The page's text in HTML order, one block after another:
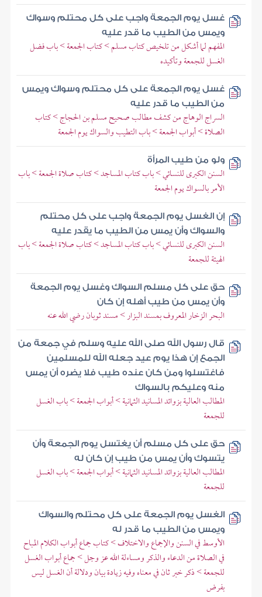
غسل يوم الجمعة واجب على كل محتلم وسواك
ويمس من الطيب ما قدر عليه
المفهم لما أشكل من تلخيص كتاب مسلم > كتاب الجمعة > باب فضل
الغسل للجمعة وتأكيده
غسل يوم الجمعة على كل محتلم وسواك ويمس
من الطيب ما قدر عليه
السراج الوهاج من كشف مطالب صحيح مسلم بن الحجاج > كتاب
الصلاة > أبواب الجمعة > باب التطيب والسواك يوم الجمعة
ولو من طيب المرأة
السنن الكبرى للنسائي > باب كتاب المساجد > كتاب صلاة الجمعة > باب
الأمر بالسواك يوم الجمعة
إن الغسل يوم الجمعة واجب على كل محتلم
والسواك وأن يمس من الطيب ما يقدر عليه
السنن الكبرى للنسائي > باب كتاب المساجد > كتاب صلاة الجمعة > باب
الهيئة للجمعة
حق على كل مسلم السواك وغسل يوم الجمعة
وأن يمس من طيب أهله إن كان
البحر الزخار المعروف بمسند البزار > مسند ثوبان رضي الله عنه
قال رسول الله صلى الله عليه وسلم في جمعة من
الجمع إن هذا يوم عيد جعله الله للمسلمين
فاغتسلوا ومن كان عنده طيب فلا يضره أن يمس
منه وعليكم بالسواك
المطالب العالية بزوائد المسانيد الثمانية > أبواب الجمعة > باب الغسل
للجمعة
حق على كل مسلم أن يغتسل يوم الجمعة وأن
يتسوك وأن يمس من طيب إن كان له
المطالب العالية بزوائد المسانيد الثمانية > أبواب الجمعة > باب الغسل
للجمعة
الغسل يوم الجمعة على كل محتلم والسواك
ويمس من الطيب ما قدر له
الأوسط في السنن والإجماع والاختلاف > كتاب جماع أبواب الكلام المباح
في الصلاة من الدعاء والذكر ومساءلة الله عز وجل > جماع أبواب الغسل
للجمعة > ذكر خبر ثان في معناه وفيه زيادة بيان ودلالة أن الغسل ليس
بفرض